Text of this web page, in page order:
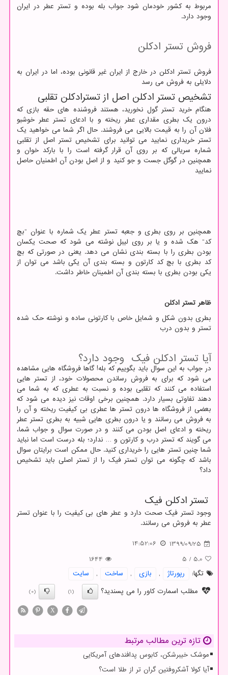
مربوط به کشور خودمان شود جواب بله بوده و تستر عطر در ایران
وجود دارد.
فروش تستر ادکلن
فروش تستر ادکلن در خارج از ایران غیر قانونی بوده، اما در ایران به
دلایلی به فروش می رسد
تشخیص تستر ادکلن اصل از تسترادکلن تقلبی
هنگام خرید تستر گول نخورید، هستند فروشنده های حقه بازی که
درون یک بطری مقداری عطر ریخته و با ادعای تستر عطر خوشبو
فلان آن را به قیمت بالایی می فروشند. حال اگر شما می خواهید یک
تستر خریداری نمایید می توانید برای تشخیص تستر اصل از تقلبی
شماره سریالی که بر روی آن قرار گرفته است را با بارکد خوان و
همچنین در گوگل جست و جو کنید و از اصل بودن آن اطمنیان حاصل
نمایید
همچنین بر روی بطری و جعبه تستر عطر یک شماره با عنوان “بچ
کد” هک شده و یا بر روی لیبل نوشته می شود که صحت یکسان
بودن بطری را با بسته بندی نشان می دهد. یعنی در صورتی که بچ
کد بطری با بچ کد کارتون و بسته بندی آن یکی باشد می توان از
یکی بودن بطری با بسته بندی آن اطمینان خاطر داشت.
ظاهر تستر ادکلن
بطری بدون شکل و شمایل خاص با کارتونی ساده و نوشته حک شده
تستر و بدون درب
آیا تستر ادکلن فیک وجود دارد؟
در جواب به این سوال باید بگوییم که بله! گاها فروشگاه هایی مشاهده
می شود که برای به فروش رساندن محصولات خود، از تستر هایی
استفاده می کنند که تقلبی بوده و نسبت به عطری که به شما می
دهند تفاوتی بسیار دارد. همچنین برخی اوقات نیز دیده می شود که
بعضی از فروشگاه ها درون تستر ها عطری بی کیفیت ریخته و آن را
به فروش می رسانند و یا درون بطری هایی شبیه به بطری تستر عطر
ریخته و ادعای اصل بودن می کنند و در صورت سوال و جواب شما،
می گویند که تستر درب و کارتون و … ندارد؛ بله درست است اما نباید
شما چنین تستر هایی را خریداری کنید. حال ممکن است برایتان سوال
باشد که چگونه می توان تستر فیک را از تستر اصلی باید تشخیص
داد؟
تستر ادکلن فیک
وجود تستر فیک صحت دارد و عطر های بی کیفیت را با عنوان تستر
عطر به فروش می رسانند.
1399/09/25
14:52:06
5.0
/
5
1644
تگها:
رپورتاژ , بازی , ساخت ,
سایت
مطلب اسمارت کاور را می پسندید؟
(1)
(0)
X
تازه ترین مطالب مرتبط
موشک خیبرشکن، کابوس پدافندهای آمریکایی
آیا کولا آشکروفتین گران تر از طلا است؟